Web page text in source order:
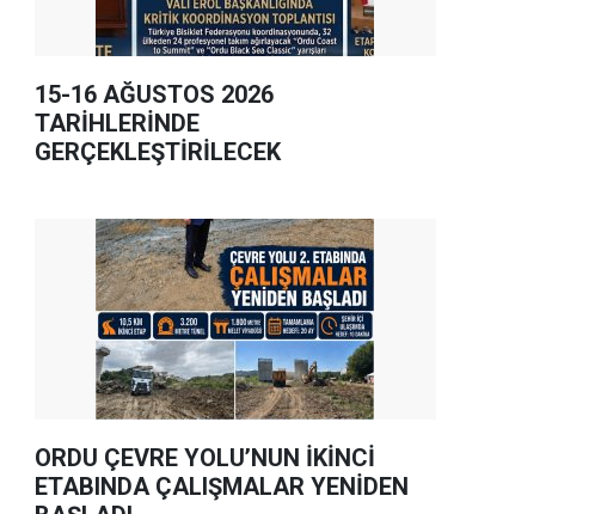
15-16 AĞUSTOS 2026
TARİHLERİNDE
GERÇEKLEŞTİRİLECEK
ORDU ÇEVRE YOLU’NUN İKİNCİ
ETABINDA ÇALIŞMALAR YENİDEN